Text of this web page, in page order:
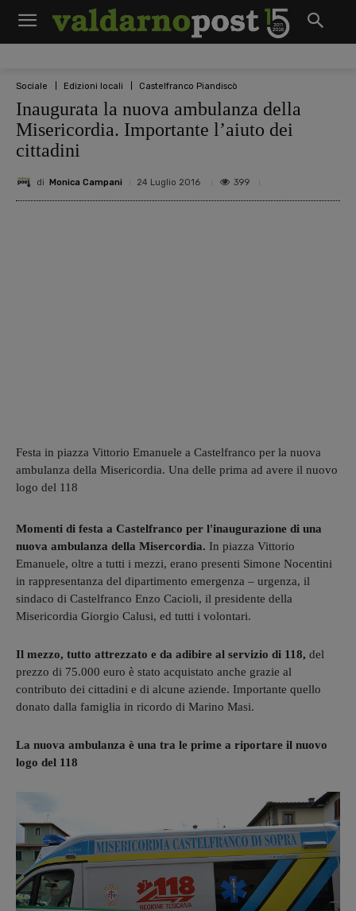
Sociale Edizioni locali Castelfranco Piandiscò
Inaugurata la nuova ambulanza della
Misericordia. Importante l’aiuto dei
cittadini
di Monica Campani 24 Luglio 2016 399
Festa in piazza Vittorio Emanuele a Castelfranco per la nuova
ambulanza della Misericordia. Una delle prima ad avere il nuovo
logo del 118
Momenti di festa a Castelfranco per l'inaugurazione di una
nuova ambulanza della Misercordia. In piazza Vittorio
Emanuele, oltre a tutti i mezzi, erano presenti Simone Nocentini
in rappresentanza del dipartimento emergenza – urgenza, il
sindaco di Castelfranco Enzo Cacioli, il presidente della
Misericordia Giorgio Calusi, ed tutti i volontari.
Il mezzo, tutto attrezzato e da adibire al servizio di 118, del
prezzo di 75.000 euro è stato acquistato anche grazie al
contributo dei cittadini e di alcune aziende. Importante quello
donato dalla famiglia in ricordo di Marino Masi.
La nuova ambulanza è una tra le prime a riportare il nuovo
logo del 118